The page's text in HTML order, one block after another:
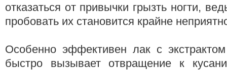
отказаться от привычки грызть ногти,
пробовать их становится крайне
Особенно эффективен лак с
быстро вызывает отвращение к